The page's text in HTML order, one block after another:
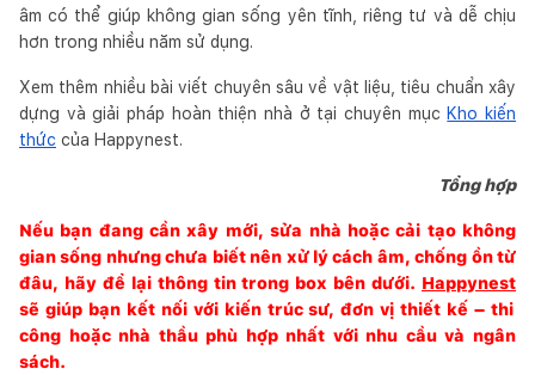
âm có thể giúp không gian sống yên tĩnh, riêng tư và dễ chịu
hơn trong nhiều năm sử dụng.
Xem thêm nhiều bài viết chuyên sâu về vật liệu, tiêu chuẩn xây
dựng và giải pháp hoàn thiện nhà ở tại chuyên mục Kho kiến
thức của Happynest.
Tổng hợp
Nếu bạn đang cần xây mới, sửa nhà hoặc cải tạo không
gian sống nhưng chưa biết nên xử lý cách âm, chống ồn từ
đâu, hãy để lại thông tin trong box bên dưới. Happynest
sẽ giúp bạn kết nối với kiến trúc sư, đơn vị thiết kế – thi
công hoặc nhà thầu phù hợp nhất với nhu cầu và ngân
sách.